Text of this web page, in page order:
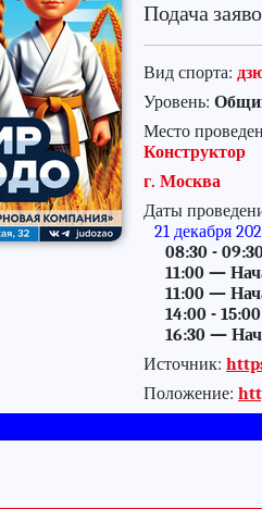
Подача
Вид спорта:
Уровень:
Место
Конструктор
г. Москва
Даты
21 декабря
08:30 -
11:00 —
11:00 —
14:00 - 15:00
16:30 —
Источник:
Положение: